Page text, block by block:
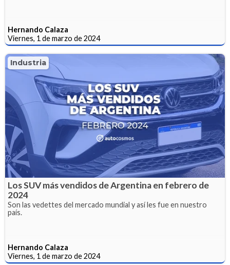
Hernando Calaza
Viernes, 1 de marzo de 2024
Industria
Los SUV más vendidos de Argentina en febrero de
2024
Son las vedettes del mercado mundial y así les fue en nuestro
país.
Hernando Calaza
Viernes, 1 de marzo de 2024